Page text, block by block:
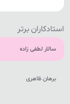
استادکاران برتر
سالار لطفی زاده
برهان ظاهری